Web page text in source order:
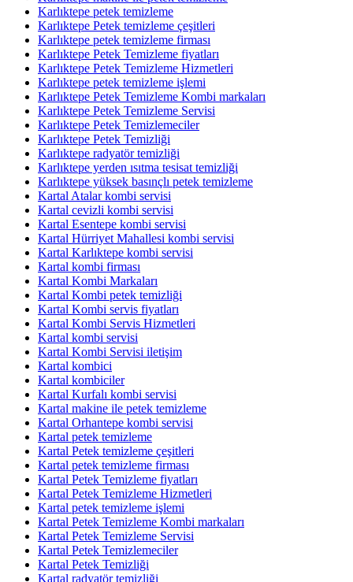
Karlıktepe petek temizleme
Karlıktepe Petek temizleme çeşitleri
Karlıktepe petek temizleme firması
Karlıktepe Petek Temizleme fiyatları
Karlıktepe Petek Temizleme Hizmetleri
Karlıktepe petek temizleme işlemi
Karlıktepe Petek Temizleme Kombi markaları
Karlıktepe Petek Temizleme Servisi
Karlıktepe Petek Temizlemeciler
Karlıktepe Petek Temizliği
Karlıktepe radyatör temizliği
Karlıktepe yerden ısıtma tesisat temizliği
Karlıktepe yüksek basınçlı petek temizleme
Kartal Atalar kombi servisi
Kartal cevizli kombi servisi
Kartal Esentepe kombi servisi
Kartal Hürriyet Mahallesi kombi servisi
Kartal Karlıktepe kombi servisi
Kartal kombi firması
Kartal Kombi Markaları
Kartal Kombi petek temizliği
Kartal Kombi servis fiyatları
Kartal Kombi Servis Hizmetleri
Kartal kombi servisi
Kartal Kombi Servisi iletişim
Kartal kombici
Kartal kombiciler
Kartal Kurfalı kombi servisi
Kartal makine ile petek temizleme
Kartal Orhantepe kombi servisi
Kartal petek temizleme
Kartal Petek temizleme çeşitleri
Kartal petek temizleme firması
Kartal Petek Temizleme fiyatları
Kartal Petek Temizleme Hizmetleri
Kartal petek temizleme işlemi
Kartal Petek Temizleme Kombi markaları
Kartal Petek Temizleme Servisi
Kartal Petek Temizlemeciler
Kartal Petek Temizliği
Kartal radyatör temizliği